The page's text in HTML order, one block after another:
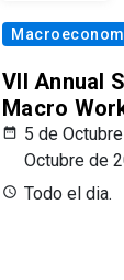
VII Annual
Macro
5 de
Octubre de
Todo el dia.